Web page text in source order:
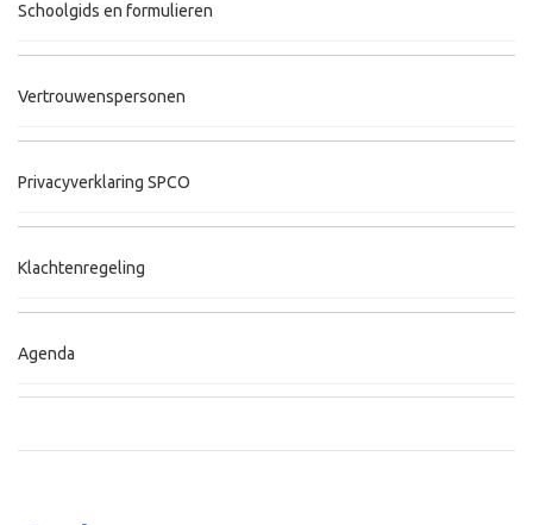
Schoolgids en formulieren
Vertrouwenspersonen
Privacyverklaring SPCO
Klachtenregeling
Agenda